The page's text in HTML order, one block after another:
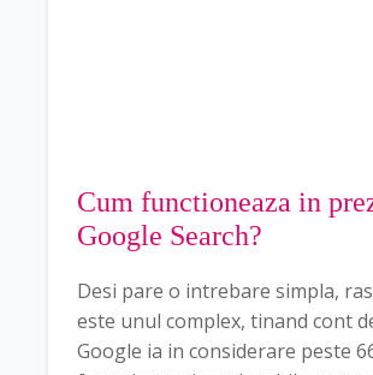
Cum functioneaza in
Google Search?
Desi pare o intrebare simpla,
este unul complex, tinand cont
Google ia in considerare peste